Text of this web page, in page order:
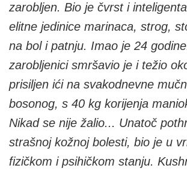
zarobljen. Bio je čvrst i
elitne jedinice marinaca, strog,
na bol i patnju. Imao je 24
zarobljenici smršavio je i težio
prisiljen ići na svakodnevne
bosonog, s 40 kg korijenja
Nikad se nije žalio... Unatoč
strašnoj kožnoj bolesti, bio je u
fizičkom i psihičkom stanju.